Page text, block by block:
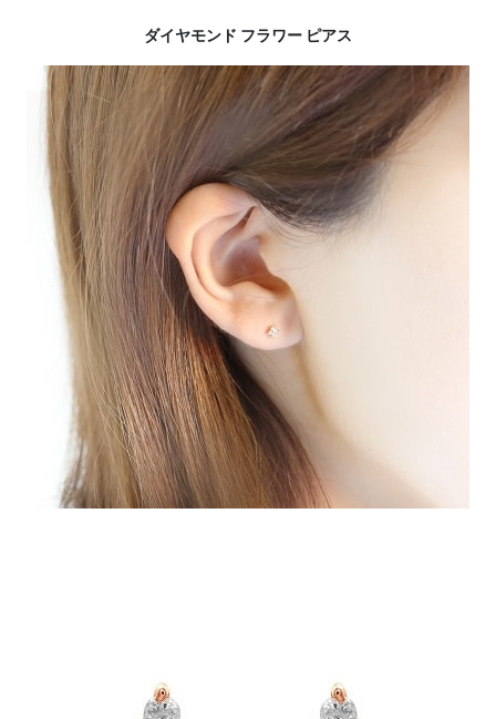
ダイヤモンド フラワー ピアス